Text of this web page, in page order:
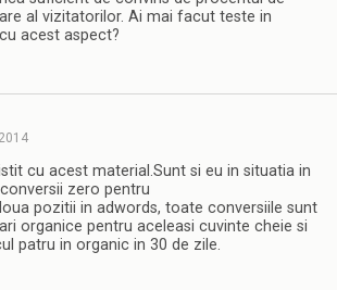
al vizitatorilor. Ai mai facut teste in
acest aspect?
cu acest material.Sunt si eu in situatia in
zero pentru
pozitii in adwords, toate conversiile sunt
organice pentru aceleasi cuvinte cheie si
patru in organic in 30 de zile.